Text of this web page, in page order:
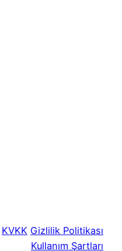
KVKK Gizlilik Politikası
Kullanım Şartları